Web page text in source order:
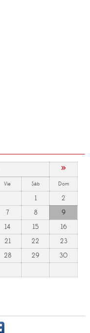
»
Vie Sáb Dom
1
2
7 8
9
14 15
16
21 22
23
28 29
30